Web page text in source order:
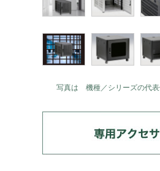
写真は 機種／シリーズの代